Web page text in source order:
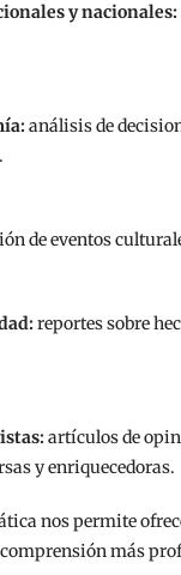
y nacionales:
análisis de
de eventos
reportes sobre
artículos de
y enriquecedoras.
nos permite
más